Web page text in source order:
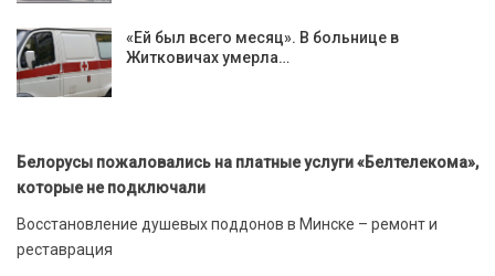
«Ей был всего месяц». В больнице в
Житковичах умерла…
Белорусы пожаловались на платные услуги «Белтелекома»,
которые не подключали
Восстановление душевых поддонов в Минске – ремонт и
реставрация